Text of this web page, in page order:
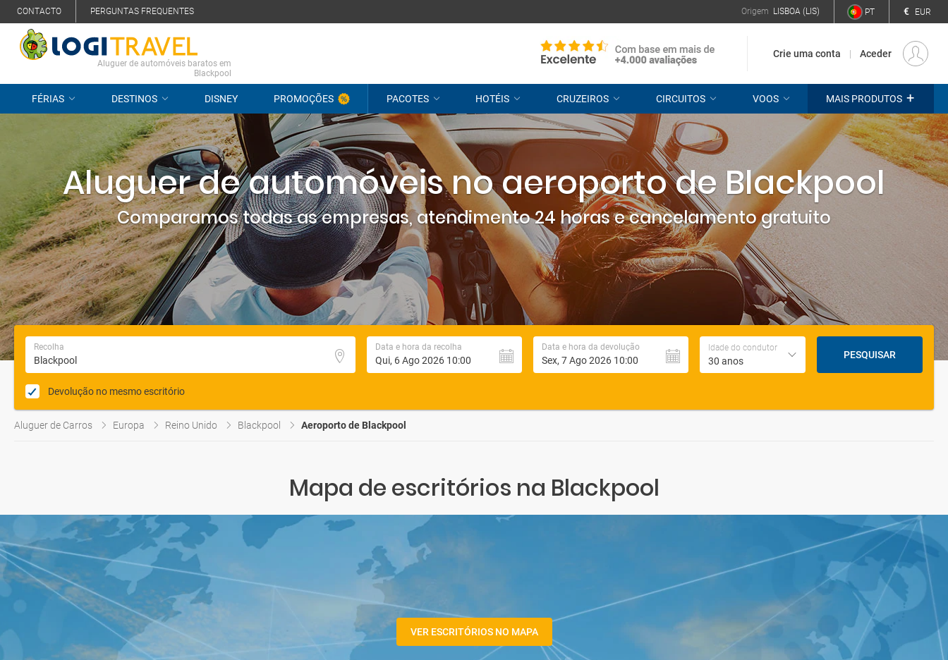
CONTACTO PERGUNTAS FREQUENTES Origem LISBOA (LIS) PT € EUR
Aluguer de automóveis baratos em
Blackpool
Crie uma conta Aceder
FÉRIAS DESTINOS DISNEY PROMOÇÕES PACOTES HOTÉIS CRUZEIROS CIRCUITOS VOOS MAIS PRODUTOS +
Aluguer de automóveis no aeroporto de Blackpool
Comparamos todas as empresas, atendimento 24 horas e cancelamento gratuito
Recolha Data e hora da recolha Data e hora da devolução Idade do condutor
30 anos
PESQUISAR
Devolução no mesmo escritório
Aluguer de Carros Europa Reino Unido Blackpool Aeroporto de Blackpool
Mapa de escritórios na Blackpool
VER ESCRITÓRIOS NO MAPA